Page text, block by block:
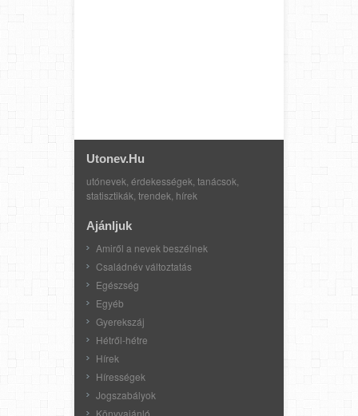
Utonev.hu
utónevek, érdekességek, tanácsok,
statisztikák, trendek, hírek
Ajánljuk
Amiről a nevek beszélnek
Családnév változtatás
Egészség
Egyéb
Gyerekszáj
Hétről-hétre
Hírek
Hírességek
Jogszabályok
Könyvajánló